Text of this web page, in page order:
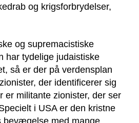
og krigsforbrydelser,
og supremacistiske
har tydelige judaistiske
så er der på verdensplan
der identificerer sig
er militante zionister, der ser
i USA er den kristne
bevægelse med mange